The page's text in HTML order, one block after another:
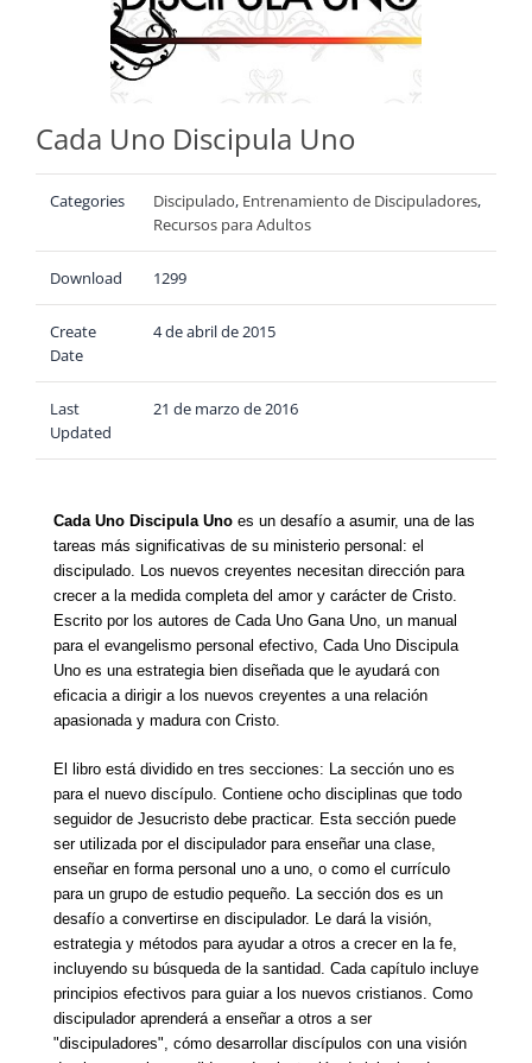
Cada Uno Discipula Uno
Categories Discipulado, Entrenamiento de Discipuladores,
Recursos para Adultos
Download 1299
Create
Date
4 de abril de 2015
Last
Updated
21 de marzo de 2016
Cada Uno Discipula Uno es un desafío a asumir, una de las
tareas más significativas de su ministerio personal: el
discipulado. Los nuevos creyentes necesitan dirección para
crecer a la medida completa del amor y carácter de Cristo.
Escrito por los autores de Cada Uno Gana Uno, un manual
para el evangelismo personal efectivo, Cada Uno Discipula
Uno es una estrategia bien diseñada que le ayudará con
eficacia a dirigir a los nuevos creyentes a una relación
apasionada y madura con Cristo.
El libro está dividido en tres secciones: La sección uno es
para el nuevo discípulo. Contiene ocho disciplinas que todo
seguidor de Jesucristo debe practicar. Esta sección puede
ser utilizada por el discipulador para enseñar una clase,
enseñar en forma personal uno a uno, o como el currículo
para un grupo de estudio pequeño. La sección dos es un
desafío a convertirse en discipulador. Le dará la visión,
estrategia y métodos para ayudar a otros a crecer en la fe,
incluyendo su búsqueda de la santidad. Cada capítulo incluye
principios efectivos para guiar a los nuevos cristianos. Como
discipulador aprenderá a enseñar a otros a ser
"discipuladores", cómo desarrollar discípulos con una visión